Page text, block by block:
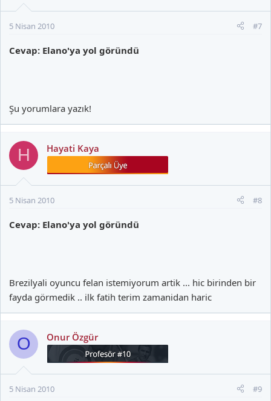
5 Nisan 2010 #7
Cevap: Elano'ya yol göründü
Şu yorumlara yazık!
H Hayati Kaya
5 Nisan 2010 #8
Cevap: Elano'ya yol göründü
Brezilyali oyuncu felan istemiyorum artik ... hic birinden bir
fayda görmedik .. ilk fatih terim zamanidan haric
O Onur Özgür
5 Nisan 2010 #9